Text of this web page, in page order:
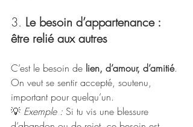
3. Le besoin d’appartenance :
être relié aux autres
C’est le besoin de lien, d’amour, d’amitié.
On veut se sentir accepté, soutenu,
important pour quelqu’un.
💡 Exemple : Si tu vis une blessure